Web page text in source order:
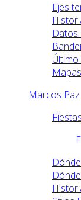
Ejes
Datos
Mapas
Marcos Paz